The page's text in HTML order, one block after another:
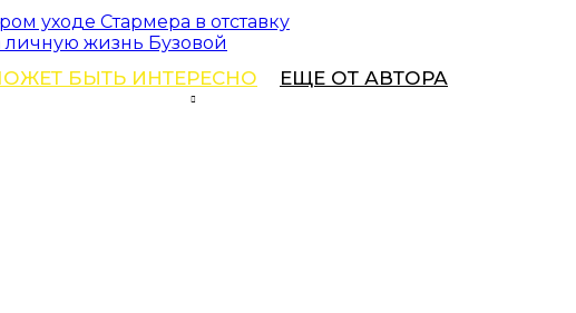
уходе Стармера в отставку
личную жизнь Бузовой
БЫТЬ ИНТЕРЕСНО ЕЩЕ ОТ АВТОРА